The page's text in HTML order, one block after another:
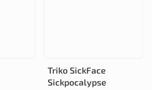
Triko SickFace
Sickpocalypse